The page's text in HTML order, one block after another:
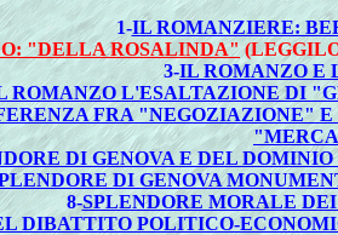
1-IL ROMANZIERE:
"DELLA ROSALINDA"
3-IL ROMANZO E
ROMANZO L'ESALTAZIONE DI
FRA
DI GENOVA E DEL
DI GENOVA
8-SPLENDORE MORALE
DIBATTITO POLITICO-